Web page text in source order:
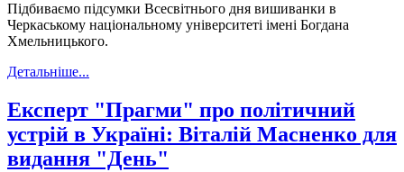
Підбиваємо підсумки Всесвітнього дня вишиванки в
Черкаському національному університеті імені Богдана
Хмельницького.
Детальніше...
Експерт "Прагми" про політичний
устрій в Україні: Віталій Масненко для
видання "День"